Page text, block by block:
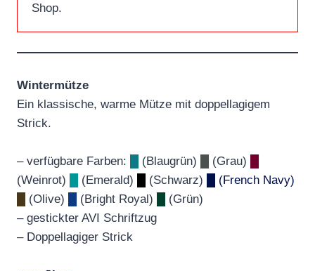
Shop.
Wintermütze
Ein klassische, warme Mütze mit doppellagigem
Strick.
– verfügbare Farben: (Blaugrün) (Grau)
(Weinrot)
(Emerald) (Schwarz)
█ (French Navy)
(Olive) (Bright Royal)
(Grün)
– gestickter AVI Schriftzug
– Doppellagiger Strick